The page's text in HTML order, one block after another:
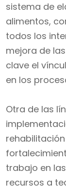
sistema de
alimentos,
todos los
mejora de
clave el
en los
Otra de las
trabajo en
recursos a